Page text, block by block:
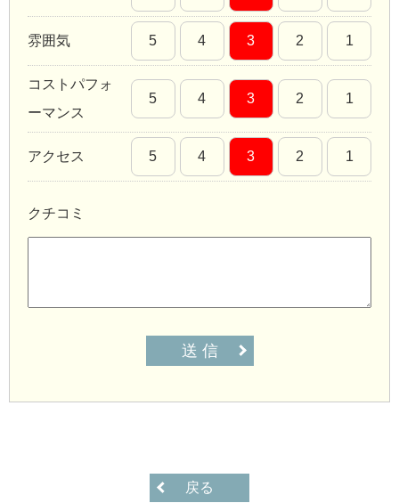
雰囲気 5 4 3 2 1
コストパフォ
ーマンス
5 4 3 2 1
アクセス 5 4 3 2 1
クチコミ
送 信
戻る